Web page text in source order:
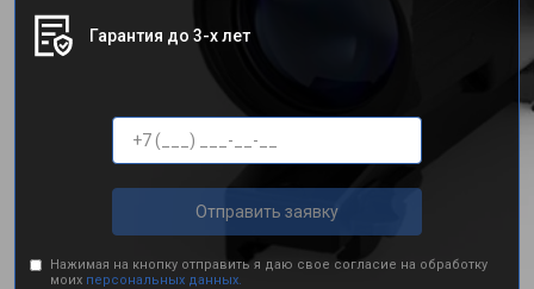
Гарантия до 3-х лет
Отправить заявку
Нажимая на кнопку отправить я даю свое согласие на обработку
моих персональных данных.